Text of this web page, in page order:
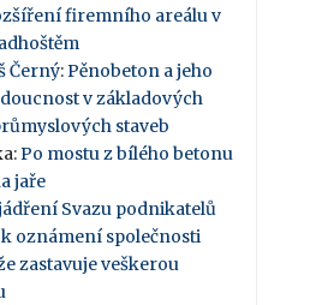
firemního areálu v
Černý: Pěnobeton a jeho
v základových
staveb
: Po mostu z bílého betonu
jaře
Svazu podnikatelů
oznámení společnosti
zastavuje veškerou